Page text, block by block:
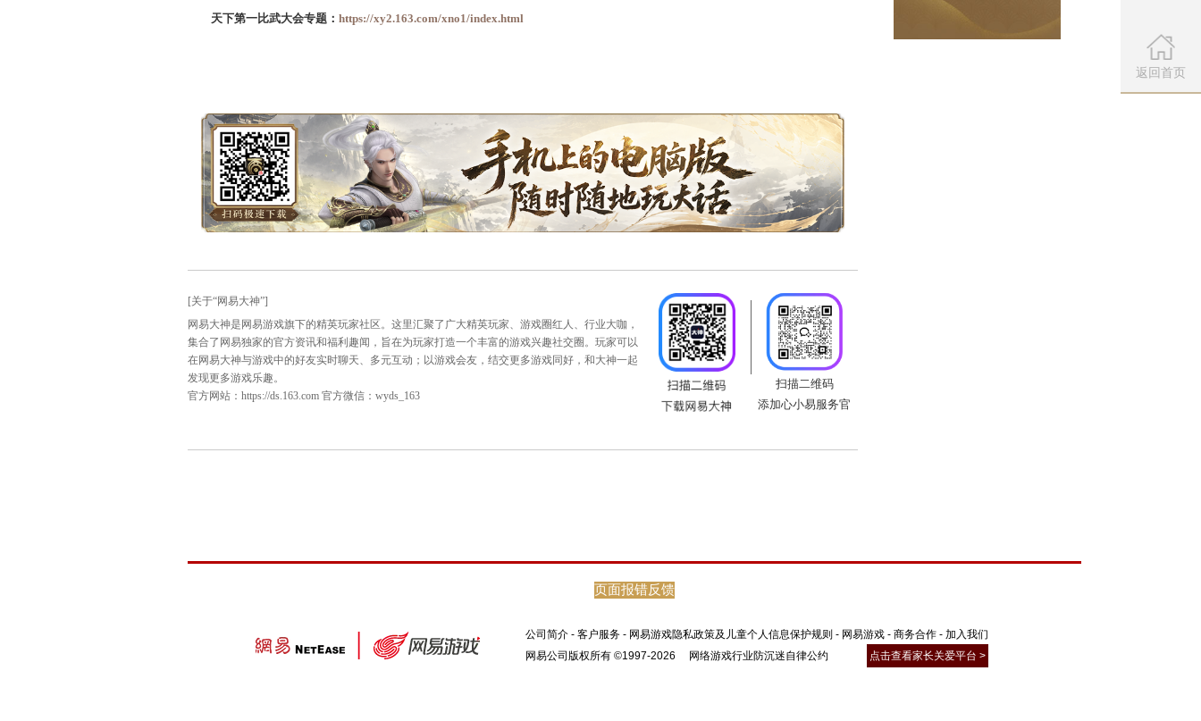
五月风舞战旗吹，明日午后小组赛擂鼓先行。那些一路冲锋夺旗的强者，从本服冲出重围，会师长安擂台，即将向着最后的王
江湖春意盎然，正是英雄亮剑时。赛事专题将全程同步直播，邀诸位少侠煮酒共赏，一同见证这场比武盛典。为你的心仪战队
呐喊助威，看谁能在擂台上力压群雄，一骑绝尘！
天下第一比武大会专题：https://xy2.163.com/xno1/index.html
网易大神是网易游戏旗下的精英玩家社区。这里汇聚了广大精英玩家、游戏圈红人、行业大咖，
集合了网易独家的官方资讯和福利趣闻，旨在为玩家打造一个丰富的游戏兴趣社交圈。玩家可以
官方网站：https://ds.163.com官方微信：wyds_163
扫描二维码
添加心小易服务官
页面报错反馈
公司简介 - 客户服务 - 网易游戏隐私政策及儿童个人信息保护规则 - 网易游戏 - 商务合作 - 加入我们
网易公司版权所有 ©1997-2026
点击查看家长关爱平台 >
网络游戏行业防沉迷自律公约
微信公
扫描左侧二
返回首页